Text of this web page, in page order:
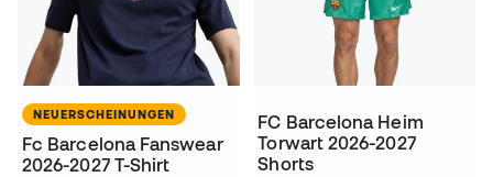
NEUERSCHEINUNGEN
Fc Barcelona Fanswear
2026-2027 T-Shirt
FC Barcelona Heim
Torwart 2026-2027
Shorts